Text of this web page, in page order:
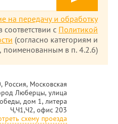
на передачу и обработку
соответствии с Политикой
(согласно категориям и
поименованным в п. 4.2.6)
Россия, Московская
Люберцы, улица
дом 1, литера
Ч,Ч1,Ч2, офис 203
схему проезда